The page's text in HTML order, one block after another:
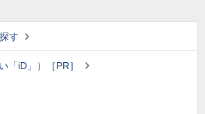
す
「iD」）［PR］